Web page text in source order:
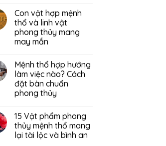
Con vật hợp mệnh
thổ và linh vật
phong thủy mang
may mắn
Mệnh thổ hợp hướng
làm việc nào? Cách
đặt bàn chuẩn
phong thủy
15 Vật phẩm phong
thủy mệnh thổ mang
lại tài lộc và bình an